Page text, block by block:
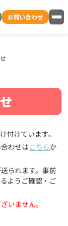
お問い合わせ
付けています。
わせはこちらか
られます。事前
ようご確認・ご
いません。